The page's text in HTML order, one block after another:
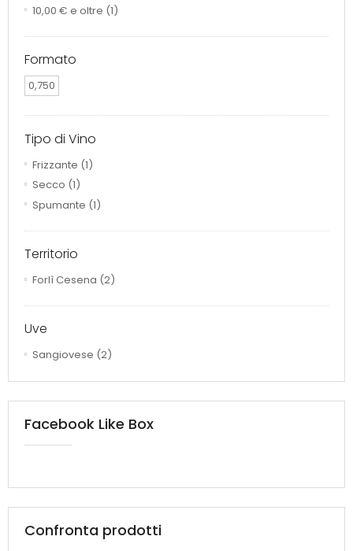
10,00 € e oltre (1)
Formato
0,750
Tipo di Vino
Frizzante (1)
Secco (1)
Spumante (1)
Territorio
Forlì Cesena (2)
Uve
Sangiovese (2)
Facebook Like Box
Confronta prodotti